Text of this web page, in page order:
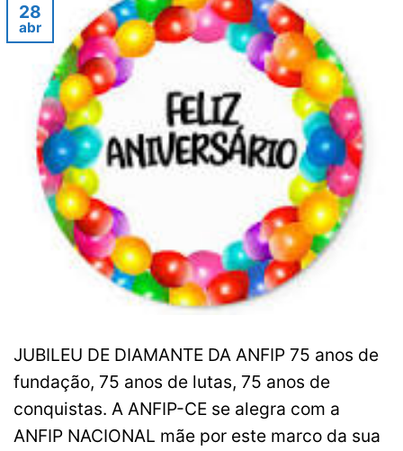
28
abr
JUBILEU DE DIAMANTE DA ANFIP 75 anos de
fundação, 75 anos de lutas, 75 anos de
conquistas. A ANFIP-CE se alegra com a
ANFIP NACIONAL mãe por este marco da sua